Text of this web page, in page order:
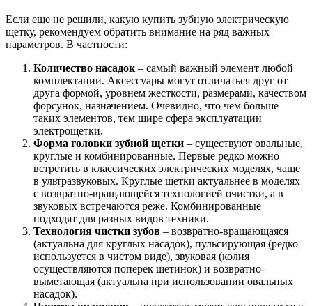
Если еще не решили, какую купить зубную электрическую
щетку, рекомендуем обратить внимание на ряд важных
параметров. В частности:
Количество насадок– самый важный элемент любой
комплектации. Аксессуары могут отличаться друг от
друга формой, уровнем жесткости, размерами, качеством
форсунок, назначением. Очевидно, что чем больше
таких элементов, тем шире сфера эксплуатации
электрощетки.
Форма головки зубной щетки – существуют овальные,
круглые и комбинированные. Первые редко можно
встретить в классических электрических моделях, чаще
в ультразвуковых. Круглые щетки актуальнее в моделях
с возвратно-вращающейся технологией очистки, а в
звуковых встречаются реже. Комбинированные
подходят для разных видов техники.
Технология чистки зубов – возвратно-вращающаяся
(актуальна для круглых насадок), пульсирующая (редко
используется в чистом виде), звуковая (колия
осуществляются поперек щетинок) и возвратно-
выметающая (актуальна при использовании овальных
насадок).